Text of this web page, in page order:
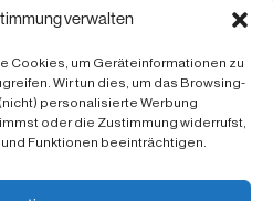
verwalten
Cookies, um Geräteinformationen zu
Wir tun dies, um das Browsing-
personalisierte Werbung
oder die Zustimmung widerrufst,
Funktionen beeinträchtigen.
SICHERN